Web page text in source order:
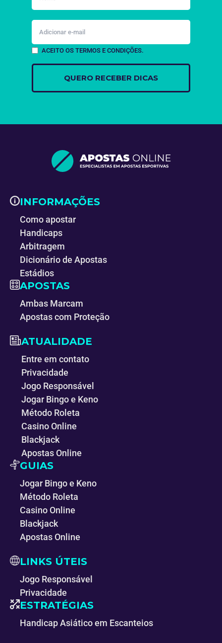
ACEITO OS TERMOS E CONDIÇÕES.
INFORMAÇÕES
Como apostar
Handicaps
Arbitragem
Dicionário de Apostas
Estádios
APOSTAS
Ambas Marcam
Apostas com Proteção
ATUALIDADE
Entre em contato
Privacidade
Jogo Responsável
Jogar Bingo e Keno
Método Roleta
Casino Online
Blackjack
Apostas Online
GUIAS
Jogar Bingo e Keno
Método Roleta
Casino Online
Blackjack
Apostas Online
LINKS ÚTEIS
Jogo Responsável
Privacidade
ESTRATÉGIAS
Handicap Asiático em Escanteios